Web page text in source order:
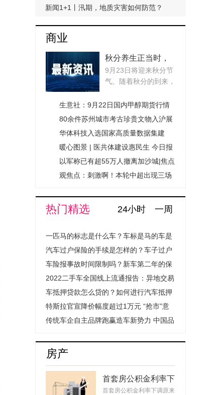
策延期至明年底
新闻1+1丨汛期，地质灾害如何防范？
商业
秋分养生正当时，
专家支招防病保健
康_热头条
9月23日将迎来秋分节
气。随着秋分的到来，
生意社：9月22日国内甲醇期货行情
收盘下跌 观速讯
80余件苏州城市考古珍贵文物入沪展
出|时讯
华体科技入选国家高质量数据集建
设，推动“人工智能+”城市治理_讯息
暖心图景 | 医共体建设惠民生 今日报
以军称已有超55万人撤离加沙城|焦点
简讯
观焦点：刺激啊！本轮中超出现三场
热门精选 24小时 一周
一匹马的标志是什么车？车标是马的车是
什么汽车？
汽车过户保险的手续是怎样的？车子过户
保险费用会上涨吗？
车险报事故时间限制吗？新车第二年的保
险怎么买？
2022二手车全国线上流通报告：异地交易
量提升超1.4倍成绝对主流
车抵押贷款怎么贷的？如何进行汽车抵押
贷款程序是怎样的？
特斯拉官宣降价幅度超过1万元 “抢市”意
图明显
传统车企自主品牌跑赢造车新势力 中国品
房产
首套房公积金利率下
调原来贷款也下调
首套房公积金利率下调原来